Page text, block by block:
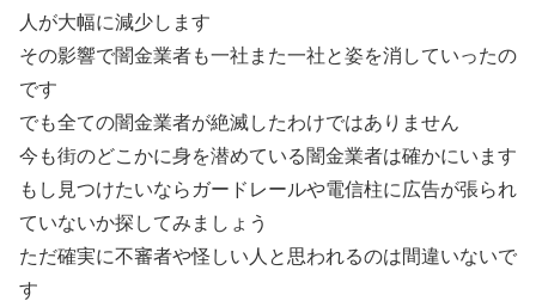
人が大幅に減少します
その影響で闇金業者も一社また一社と姿を消していったの
です
でも全ての闇金業者が絶滅したわけではありません
今も街のどこかに身を潜めている闇金業者は確かにいます
もし見つけたいならガードレールや電信柱に広告が張られ
ていないか探してみましょう
ただ確実に不審者や怪しい人と思われるのは間違いないで
す